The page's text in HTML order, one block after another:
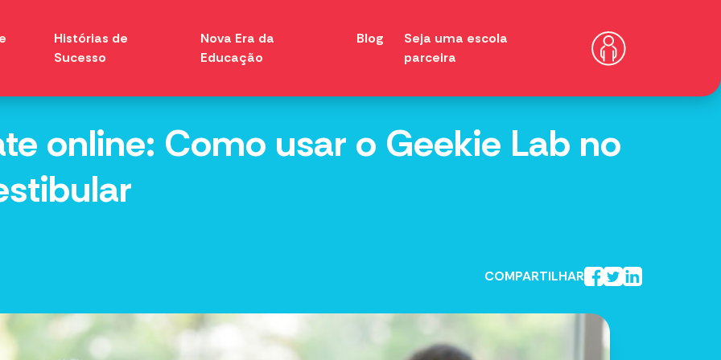
Histórias de
Sucesso
Nova Era da
Educação
Blog
Seja uma escola
parceira
online: Como usar o Geekie Lab no
COMPARTILHAR